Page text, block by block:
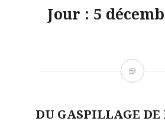
Jour : 5
DU GASPILLAGE DE